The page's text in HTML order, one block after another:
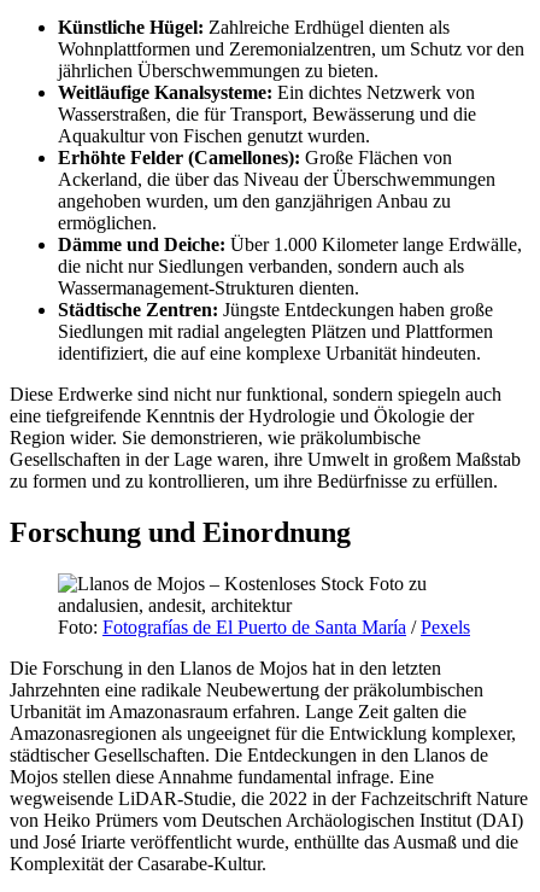
Künstliche Hügel: Zahlreiche Erdhügel dienten als
Wohnplattformen und Zeremonialzentren, um Schutz vor den
jährlichen Überschwemmungen zu bieten.
Weitläufige Kanalsysteme: Ein dichtes Netzwerk von
Wasserstraßen, die für Transport, Bewässerung und die
Aquakultur von Fischen genutzt wurden.
Erhöhte Felder (Camellones): Große Flächen von
Ackerland, die über das Niveau der Überschwemmungen
angehoben wurden, um den ganzjährigen Anbau zu
ermöglichen.
Dämme und Deiche: Über 1.000 Kilometer lange Erdwälle,
die nicht nur Siedlungen verbanden, sondern auch als
Wassermanagement-Strukturen dienten.
Städtische Zentren: Jüngste Entdeckungen haben große
Siedlungen mit radial angelegten Plätzen und Plattformen
identifiziert, die auf eine komplexe Urbanität hindeuten.
Diese Erdwerke sind nicht nur funktional, sondern spiegeln auch
eine tiefgreifende Kenntnis der Hydrologie und Ökologie der
Region wider. Sie demonstrieren, wie präkolumbische
Gesellschaften in der Lage waren, ihre Umwelt in großem Maßstab
zu formen und zu kontrollieren, um ihre Bedürfnisse zu erfüllen.
Forschung und Einordnung
Foto: Fotografías de El Puerto de Santa María /Pexels
Die Forschung in den Llanos de Mojos hat in den letzten
Jahrzehnten eine radikale Neubewertung der präkolumbischen
Urbanität im Amazonasraum erfahren. Lange Zeit galten die
Amazonasregionen als ungeeignet für die Entwicklung komplexer,
städtischer Gesellschaften. Die Entdeckungen in den Llanos de
Mojos stellen diese Annahme fundamental infrage. Eine
wegweisende LiDAR-Studie, die 2022 in der Fachzeitschrift Nature
von Heiko Prümers vom Deutschen Archäologischen Institut (DAI)
und José Iriarte veröffentlicht wurde, enthüllte das Ausmaß und die
Komplexität der Casarabe-Kultur.